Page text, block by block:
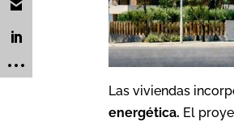
Las viviendas
energética. El